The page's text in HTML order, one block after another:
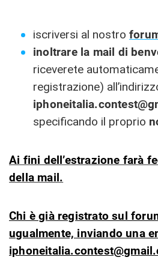
iscriversi al nostro
inoltrare la mail di
riceverete
registrazione)
specificando il proprio
Ai fini dell’estrazione farà
della mail.
Chi è già registrato sul
ugualmente, inviando una